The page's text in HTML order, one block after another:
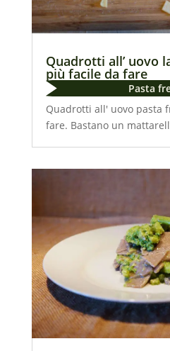
Quadrotti all’ uovo
più facile da fare
Pasta
Quadrotti all' uovo pasta
fare. Bastano un